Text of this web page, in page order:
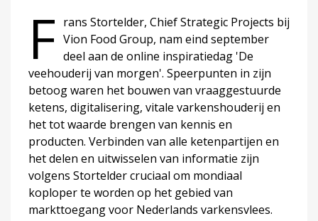
F rans Stortelder, Chief Strategic Projects bij
Vion Food Group, nam eind september
deel aan de online inspiratiedag 'De
veehouderij van morgen'. Speerpunten in zijn
betoog waren het bouwen van vraaggestuurde
ketens, digitalisering, vitale varkenshouderij en
het tot waarde brengen van kennis en
producten. Verbinden van alle ketenpartijen en
het delen en uitwisselen van informatie zijn
volgens Stortelder cruciaal om mondiaal
koploper te worden op het gebied van
markttoegang voor Nederlands varkensvlees.